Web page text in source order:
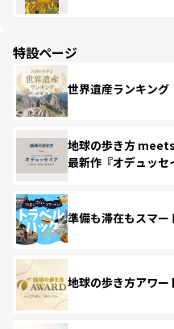
特設ページ
世界遺産ランキング
地球の歩き方
最新作『オデュッセ
準備も滞在もスマ
地球の歩き方アワ